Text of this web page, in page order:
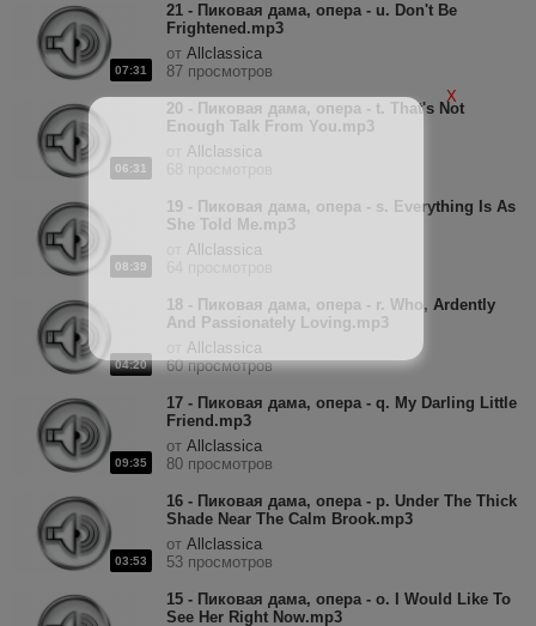
07:31
21 - Пиковая дама, опера - u. Don't Be
Frightened.mp3
от Allclassica
87 просмотров
06:31
20 - Пиковая дама, опера - t. That's Not
Enough Talk From You.mp3
Allclassica
08:39
19 - Пиковая дама, опера - s. Everything Is As
She Told Me.mp3
Allclassica
04:20
18 - Пиковая дама, опера - r. Who, Ardently
And Passionately Loving.mp3
Allclassica
60 просмотров
09:35
17 - Пиковая дама, опера - q. My Darling Little
Friend.mp3
от Allclassica
80 просмотров
03:53
16 - Пиковая дама, опера - p. Under The Thick
Shade Near The Calm Brook.mp3
от Allclassica
53 просмотров
15 - Пиковая дама, опера - o. I Would Like To
See Her Right Now.mp3
X